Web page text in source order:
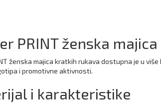
PRINT ženska
ženska majica kratkih rukava dostupna je u
i promotivne aktivnosti.
i karakteristike